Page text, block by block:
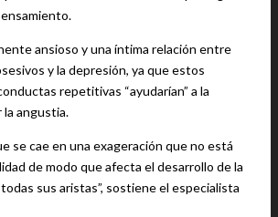
ansioso y una íntima relación entre
y la depresión, ya que estos
repetitivas “ayudarían” a la
la angustia.
se cae en una exageración que no está
de modo que afecta el desarrollo de la
sus aristas”, sostiene el especialista